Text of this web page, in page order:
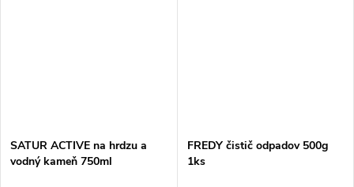
SATUR ACTIVE na hrdzu a
vodný kameň 750ml
FREDY čistič odpadov 500g
1ks